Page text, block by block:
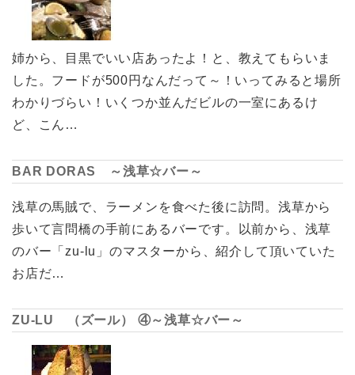
姉から、目黒でいい店あったよ！と、教えてもらいま
した。フードが500円なんだって～！いってみると場所
わかりづらい！いくつか並んだビルの一室にあるけ
ど、こん…
BAR DORAS ～浅草☆バー～
浅草の馬賊で、ラーメンを食べた後に訪問。浅草から
歩いて言問橋の手前にあるバーです。以前から、浅草
のバー「zu-lu」のマスターから、紹介して頂いていた
お店だ…
ZU-LU （ズール） ④～浅草☆バー～